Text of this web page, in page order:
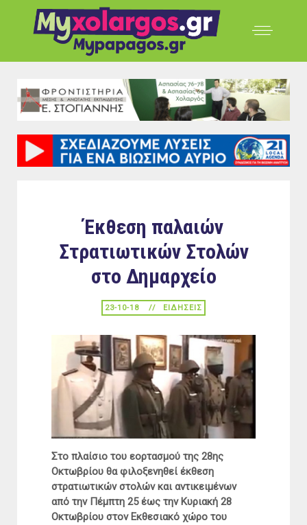
Έκθεση παλαιών
Στρατιωτικών Στολών
στο Δημαρχείο
23-10-18 ΕΙΔΉΣΕΙΣ
Στο πλαίσιο του εορτασμού της 28ης
Οκτωβρίου θα φιλοξενηθεί έκθεση
στρατιωτικών στολών και αντικειμένων
από την Πέμπτη 25 έως την Κυριακή 28
Οκτωβρίου στον Εκθεσιακό χώρο του